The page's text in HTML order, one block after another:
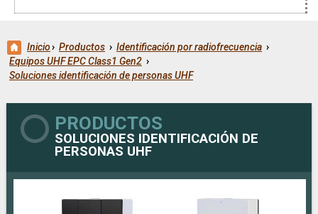
Inicio› Productos › Identificación por radiofrecuencia ›
Equipos UHF EPC Class1 Gen2 ›
Soluciones identificación de personas UHF
PRODUCTOS
SOLUCIONES IDENTIFICACIÓN DE
PERSONAS UHF